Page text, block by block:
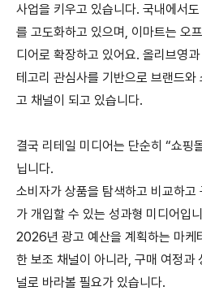
사업을 키우고 있습니다. 국내에서
를 고도화하고 있으며
이마트는 오
디어로 확장하고 있어요. 올리브영
테고리 관심사를 기반으로 브랜드
고 채널이 되고 있습니다.
결국 리테일 미디어는 단순히 “쇼핑
닙니다.
소비자가 상품을 탐색하고 비교하고
가 개입할 수 있는 성과형 미디어입
2026년 광고 예산을 계획하는 마
한 보조 채널이 아니라 구매 여정과
널로 바라볼 필요가 있습니다.